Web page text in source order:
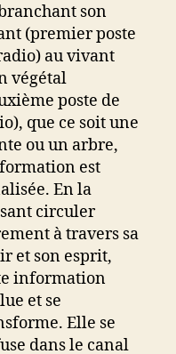
son
(premier poste
au vivant
végétal
poste de
que ce soit une
ou un arbre,
est
En la
circuler
à travers sa
et son esprit,
information
et se
Elle se
dans le canal